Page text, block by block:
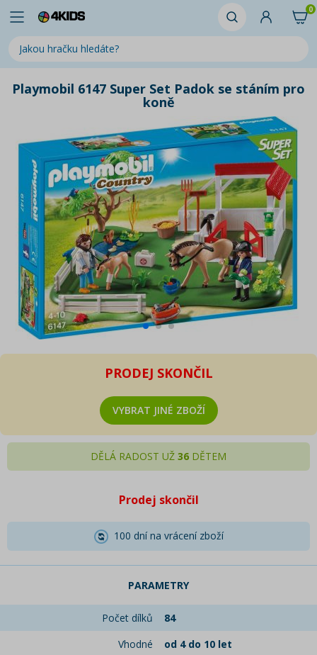
0
Playmobil 6147 Super Set Padok se stáním pro
koně
PRODEJ SKONČIL
VYBRAT JINÉ ZBOŽÍ
DĚLÁ RADOST UŽ 36 DĚTEM
Prodej skončil
100 dní na vrácení zboží
PARAMETRY
Počet dílků
84
Vhodné
od 4 do 10 let